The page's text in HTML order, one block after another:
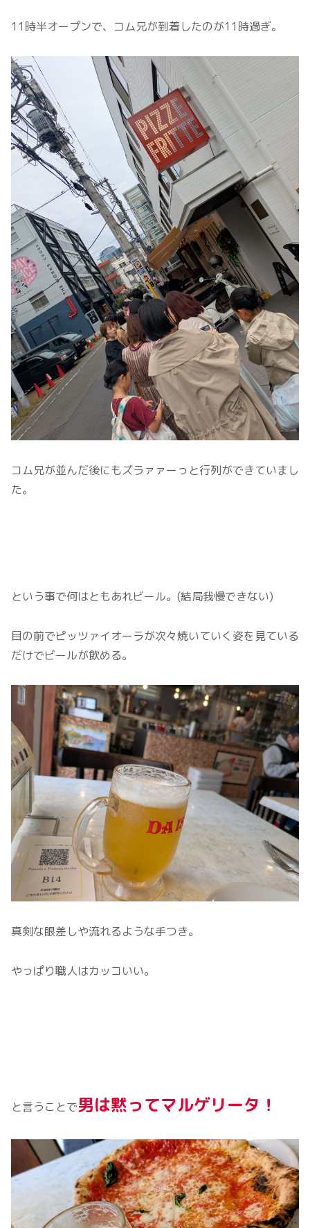
11時半オープンで、コム兄が到着したのが11時過ぎ。
コム兄が並んだ後にもズラァァーっと行列ができていまし
た。
という事で何はともあれビール。(結局我慢できない)
目の前でピッツァイオーラが次々焼いていく姿を見ている
だけでビールが飲める。
真剣な眼差しや流れるような手つき。
やっぱり職人はカッコいい。
と言うことで男は黙ってマルゲリータ！